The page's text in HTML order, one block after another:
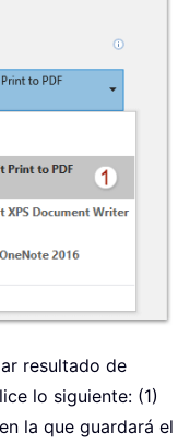
resultado de
lo siguiente: (1)
la que guardará el